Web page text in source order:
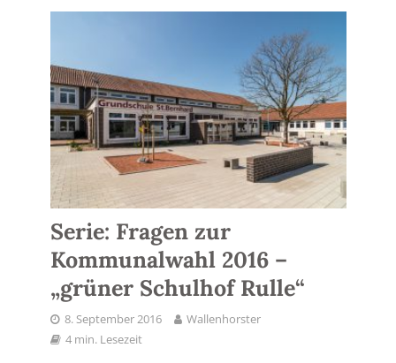
Serie: Fragen zur
Kommunalwahl 2016 –
„grüner Schulhof Rulle“
8. September 2016
Wallenhorster
4 min. Lesezeit